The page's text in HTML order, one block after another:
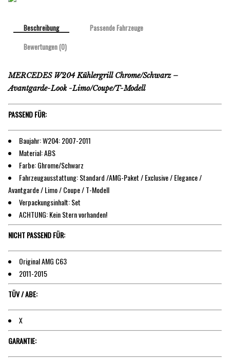
Beschreibung
Passende Fahrzeuge
Bewertungen (0)
MERCEDES W204 Kühlergrill Chrome/Schwarz –
Avantgarde-Look -Limo/Coupe/T-Modell
PASSEND FÜR:
Baujahr: W204: 2007-2011
Material: ABS
Farbe: Ghrome/Schwarz
Fahrzeugausstattung: Standard /AMG-Paket / Exclusive / Elegance /
Avantgarde / Limo / Coupe / T-Modell
Verpackungsinhalt: Set
ACHTUNG: Kein Stern vorhanden!
NICHT PASSEND FÜR:
Original AMG C63
2011-2015
TÜV / ABE:
X
GARANTIE: